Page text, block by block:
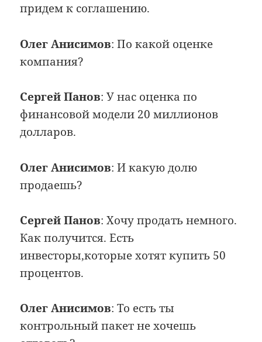
придем к соглашению.
Олег Анисимов: По какой оценке
компания?
Сергей Панов: У нас оценка по
финансовой модели 20 миллионов
долларов.
Олег Анисимов: И какую долю
продаешь?
Сергей Панов: Хочу продать немного.
Как получится. Есть
инвесторы,которые хотят купить 50
процентов.
Олег Анисимов: То есть ты
контрольный пакет не хочешь